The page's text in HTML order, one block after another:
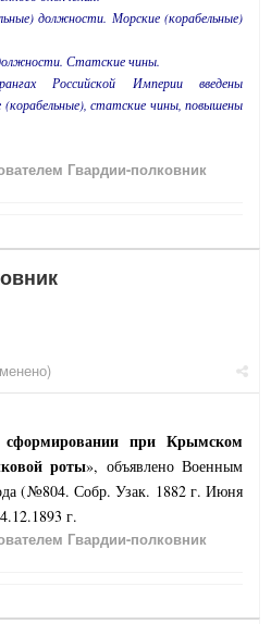
должности. Морские (корабельные)
Статские чины.
Российской Империи введены
(корабельные), статские чины, повышены
Гвардии-полковник
при Крымском
роты», объявлено Военным
(№804. Собр. Узак. 1882 г. Июня
г.
Гвардии-полковник